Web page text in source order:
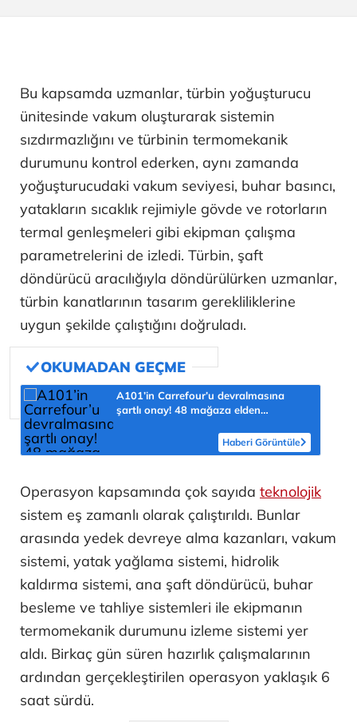
Bu kapsamda uzmanlar, türbin yoğuşturucu
ünitesinde vakum oluşturarak sistemin
sızdırmazlığını ve türbinin termomekanik
durumunu kontrol ederken, aynı zamanda
yoğuşturucudaki vakum seviyesi, buhar basıncı,
yatakların sıcaklık rejimiyle gövde ve rotorların
termal genleşmeleri gibi ekipman çalışma
parametrelerini de izledi. Türbin, şaft
döndürücü aracılığıyla döndürülürken uzmanlar,
türbin kanatlarının tasarım gerekliliklerine
uygun şekilde çalıştığını doğruladı.
A101’in Carrefour’u devralmasına
şartlı onay! 48 mağaza elden
Haberi Görüntüle
Operasyon kapsamında çok sayıda teknolojik
sistem eş zamanlı olarak çalıştırıldı. Bunlar
arasında yedek devreye alma kazanları, vakum
sistemi, yatak yağlama sistemi, hidrolik
kaldırma sistemi, ana şaft döndürücü, buhar
besleme ve tahliye sistemleri ile ekipmanın
termomekanik durumunu izleme sistemi yer
aldı. Birkaç gün süren hazırlık çalışmalarının
ardından gerçekleştirilen operasyon yaklaşık 6
saat sürdü.